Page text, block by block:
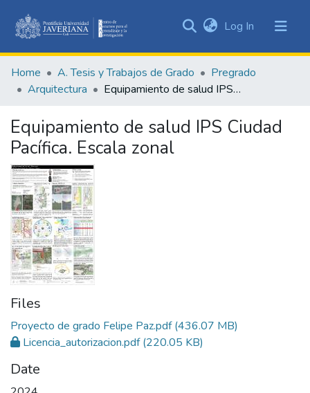
&
Collections
Statistics
Log In (current)
Home A. Tesis y Trabajos de Grado
Pregrado
Arquitectura
Equipamiento de salud IPS Ciudad Pacífica. Escala zonal
Equipamiento de salud IPS Ciudad
Pacífica. Escala zonal
Files
Proyecto de grado Felipe Paz.pdf(436.07 MB)
Licencia_autorizacion.pdf(220.05 KB)
Date